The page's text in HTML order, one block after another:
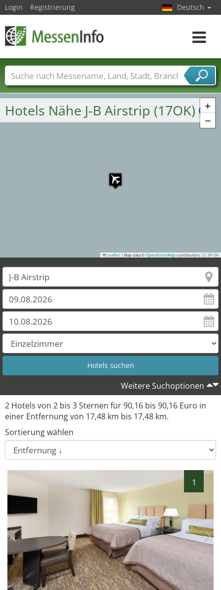
+
−
Leaflet | Map data © OpenStreetMap contributors, CC-BY-SA
Hotels Nähe J-B Airstrip (17OK)
Weitere Suchoptionen
2 Hotels von 2 bis 3Sternen für90,16 bis 90,16 Euro in
einer Entfernung von 17,48 km bis 17,48 km.
Sortierung wählen
1
Login Registrierung Deutsch
Toggle
Messenamen Länder Städte
Branchen
Dienstleisterbranchen